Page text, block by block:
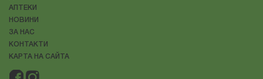
АПТЕКИ
НОВИНИ
ЗА НАС
КОНТАКТИ
КАРТА НА САЙТА